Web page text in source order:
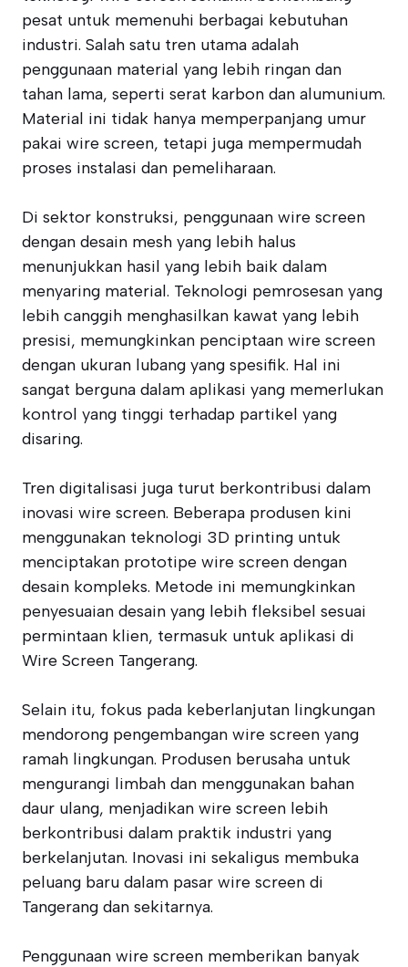
pesat untuk memenuhi berbagai kebutuhan
industri. Salah satu tren utama adalah
penggunaan material yang lebih ringan dan
tahan lama, seperti serat karbon dan alumunium.
Material ini tidak hanya memperpanjang umur
pakai wire screen, tetapi juga mempermudah
proses instalasi dan pemeliharaan.
Di sektor konstruksi, penggunaan wire screen
dengan desain mesh yang lebih halus
menunjukkan hasil yang lebih baik dalam
menyaring material. Teknologi pemrosesan yang
lebih canggih menghasilkan kawat yang lebih
presisi, memungkinkan penciptaan wire screen
dengan ukuran lubang yang spesifik. Hal ini
sangat berguna dalam aplikasi yang memerlukan
kontrol yang tinggi terhadap partikel yang
disaring.
Tren digitalisasi juga turut berkontribusi dalam
inovasi wire screen. Beberapa produsen kini
menggunakan teknologi 3D printing untuk
menciptakan prototipe wire screen dengan
desain kompleks. Metode ini memungkinkan
penyesuaian desain yang lebih fleksibel sesuai
permintaan klien, termasuk untuk aplikasi di
Wire Screen Tangerang.
Selain itu, fokus pada keberlanjutan lingkungan
mendorong pengembangan wire screen yang
ramah lingkungan. Produsen berusaha untuk
mengurangi limbah dan menggunakan bahan
daur ulang, menjadikan wire screen lebih
berkontribusi dalam praktik industri yang
berkelanjutan. Inovasi ini sekaligus membuka
peluang baru dalam pasar wire screen di
Tangerang dan sekitarnya.
Penggunaan wire screen memberikan banyak